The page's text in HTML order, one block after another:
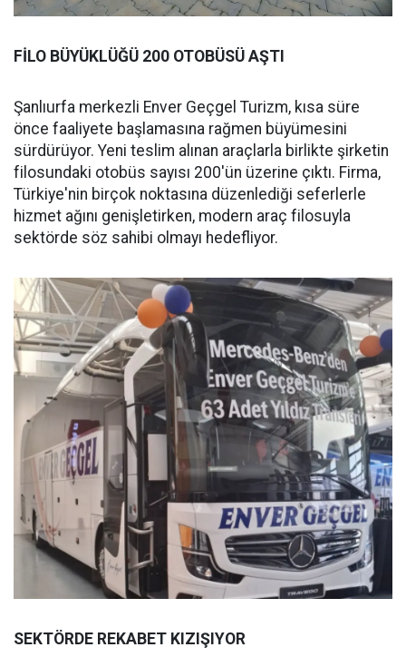
FİLO BÜYÜKLÜĞÜ 200 OTOBÜSÜ AŞTI
Şanlıurfa merkezli Enver Geçgel Turizm, kısa süre
önce faaliyete başlamasına rağmen büyümesini
sürdürüyor. Yeni teslim alınan araçlarla birlikte şirketin
filosundaki otobüs sayısı 200'ün üzerine çıktı. Firma,
Türkiye'nin birçok noktasına düzenlediği seferlerle
hizmet ağını genişletirken, modern araç filosuyla
sektörde söz sahibi olmayı hedefliyor.
SEKTÖRDE REKABET KIZIŞIYOR